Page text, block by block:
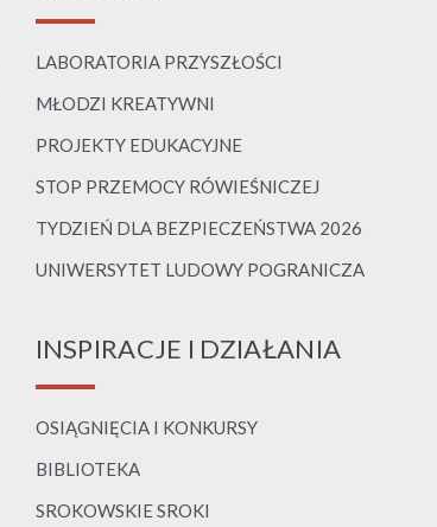
LABORATORIA PRZYSZŁOŚCI
MŁODZI KREATYWNI
PROJEKTY EDUKACYJNE
STOP PRZEMOCY RÓWIEŚNICZEJ
TYDZIEŃ DLA BEZPIECZEŃSTWA 2026
UNIWERSYTET LUDOWY POGRANICZA
INSPIRACJE I DZIAŁANIA
OSIĄGNIĘCIA I KONKURSY
BIBLIOTEKA
SROKOWSKIE SROKI